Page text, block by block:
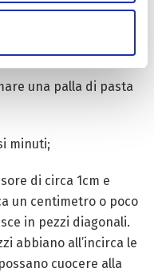
di acqua tiepida ed
una palla di pasta
minuti;
di circa 1cm e
un centimetro o poco
in pezzi diagonali.
abbiano all’incirca le
cuocere alla